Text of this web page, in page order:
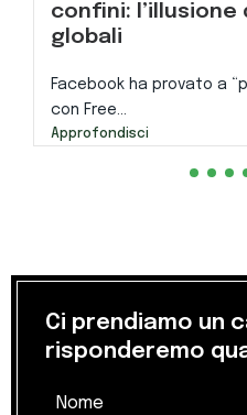
confini:
globali
Facebook ha provato a
con Free...
Approfondisci
Ci prendiamo un
risponderemo
Nome